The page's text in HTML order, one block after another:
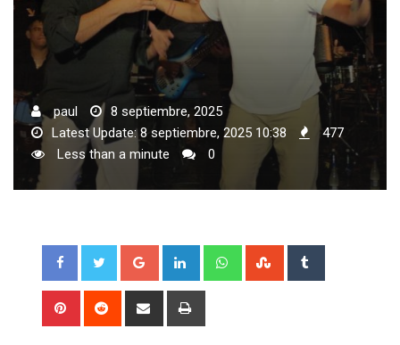
paul
8 septiembre, 2025
Latest Update: 8 septiembre, 2025 10:38
477
Less than a minute
0
Google+ LinkedIn WhatsappStumbleUpon
Pinterest Reddit
Share